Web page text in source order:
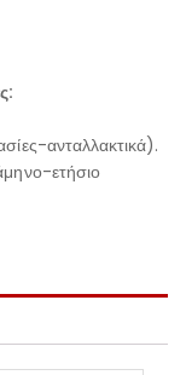
ανταλλακτικά).
ετήσιο